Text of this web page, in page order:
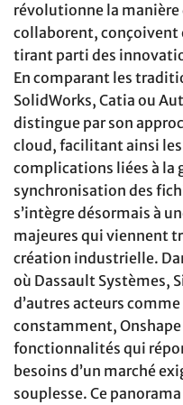
révolutionne la
collaborent, conçoivent
tirant parti des
En comparant les
SolidWorks, Catia ou
distingue par son
cloud, facilitant ainsi les
complications liées à la
synchronisation des
s’intègre désormais à
majeures qui viennent
création industrielle.
où Dassault Systèmes,
d’autres acteurs
constamment,
fonctionnalités qui
besoins d’un marché
souplesse. Ce